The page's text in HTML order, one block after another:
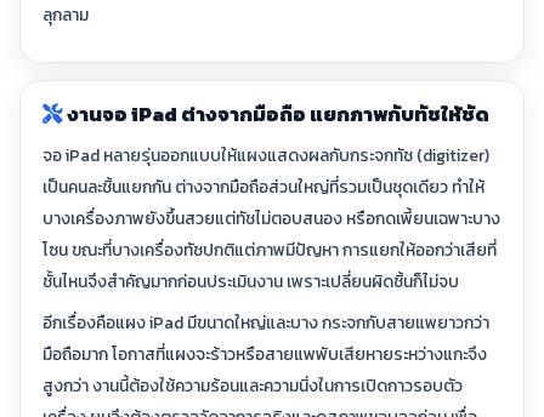
ลุกลาม
งานจอ iPad ต่างจากมือถือ แยกภาพกับทัชให้ชัด
จอ iPad หลายรุ่นออกแบบให้แผงแสดงผลกับกระจกทัช (digitizer)
เป็นคนละชิ้นแยกกัน ต่างจากมือถือส่วนใหญ่ที่รวมเป็นชุดเดียว ทำให้
บางเครื่องภาพยังขึ้นสวยแต่ทัชไม่ตอบสนอง หรือกดเพี้ยนเฉพาะบาง
โซน ขณะที่บางเครื่องทัชปกติแต่ภาพมีปัญหา การแยกให้ออกว่าเสียที่
ชั้นไหนจึงสำคัญมากก่อนประเมินงาน เพราะเปลี่ยนผิดชิ้นก็ไม่จบ
อีกเรื่องคือแผง iPad มีขนาดใหญ่และบาง กระจกกับสายแพยาวกว่า
มือถือมาก โอกาสที่แผงจะร้าวหรือสายแพพับเสียหายระหว่างแกะจึง
สูงกว่า งานนี้ต้องใช้ความร้อนและความนิ่งในการเปิดกาวรอบตัว